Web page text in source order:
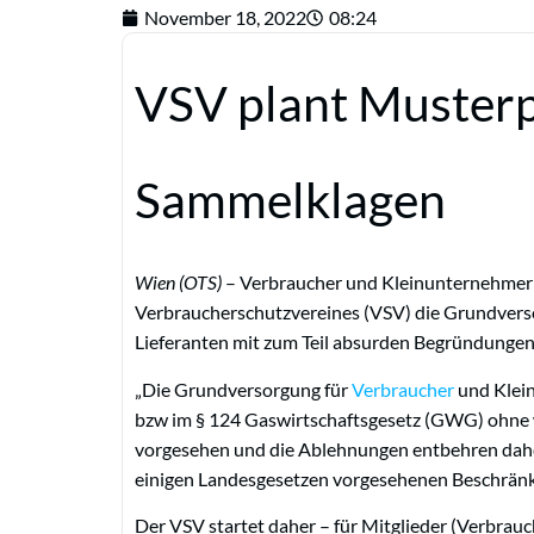
November 18, 2022 08:24
VSV plant
Sammelklagen
Wien (OTS) – Verbraucher und
Verbraucherschutzvereines (VSV) die
Lieferanten mit zum Teil absurden
„Die Grundversorgung fürVerbraucher und
bzw im § 124 Gaswirtschaftsgesetz (GWG)
vorgesehen und die Ablehnungen entbehren
einigen Landesgesetzen vorgesehenen
Der VSV startet daher – für Mitglieder